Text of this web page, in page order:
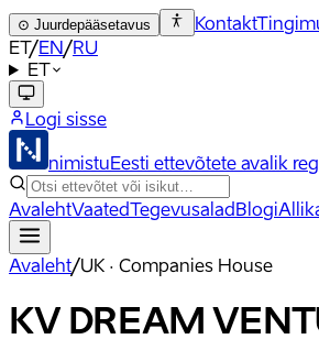
⊙ Juurdepääsetavus Kontakt
ET/EN/RU
ET
Logi sisse
nimistuEesti ettevõtete avalik
AvalehtVaatedTegevusaladBlogi
Avaleht/UK · Companies House
KV DREAM